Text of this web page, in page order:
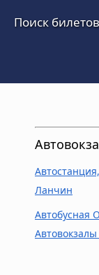
Поиск билетов
Ланчин
Автобусная